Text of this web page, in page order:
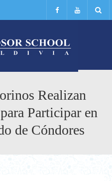
Realizan
Participar en
de Cóndores